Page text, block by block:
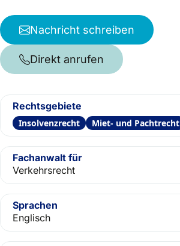
Nachricht schreiben
Direkt anrufen
Rechtsgebiete
Insolvenzrecht Miet- und Pachtrecht
Fachanwalt für
Verkehrsrecht
Sprachen
Englisch